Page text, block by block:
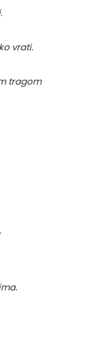
vrati.
tragom